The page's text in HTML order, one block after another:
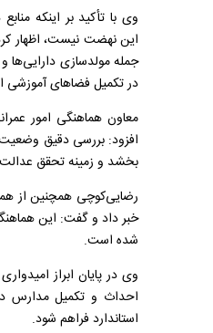
وی با تأکید بر اینکه
این نهضت نیست، اظهار
جمله مولدسازی
در تکمیل فضاهای
معاون هماهنگی امور
افزود: بررسی دقیق وضعیت
بخشد و زمینه تحقق
رضایی‌کوچی همچنین از
خبر داد و گفت: این
شده است.
وی در پایان ابراز
احداث و تکمیل مدارس
استاندارد فراهم شود.